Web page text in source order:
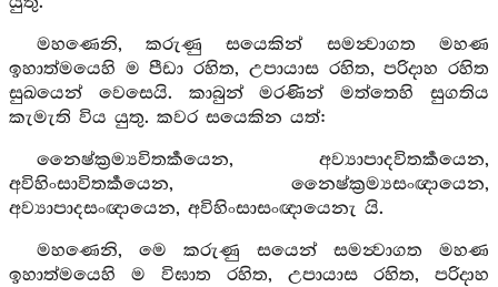
මහණෙනි, කරුණු සයෙකින් සමන්‍වාගත මහණ
ඉහාත්මයෙහි ම පීඩා රහිත, උපායාස රහිත, පරිදාහ රහිත
සුඛයෙන් වෙසෙයි. කාබුන් මරණින් මත්තෙහි සුගතිය
කැමැති විය යුතු. කවර සයෙකින යත්:
නෛෂ්ක්‍රම්‍යවිතර්‍කයෙන, අව්‍යාපාදවිතර්‍කයෙන,
අවිහිංසාවිතර්‍කයෙන, නෛෂ්ක්‍රම්‍යසංඥායෙන,
අව්‍යාපාදසංඥායෙන, අවිහිංසාසංඥායෙනැ යි.
මහණෙනි, මෙ කරුණු සයෙන් සමන්‍වාගත මහණ
ඉහාත්මයෙහි ම විඝාත රහිත, උපායාස රහිත, පරිදාහ